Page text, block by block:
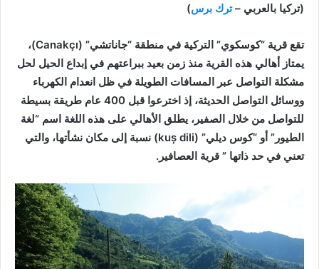
(تركيا بالعربي –ترك برس)
تقع قرية “كوسكوي” التركية في منطقة “جاناتشي” (Canakçı)،
يمتاز أهالي هذه القرية منذ زمن بعيد ببراعتهم في إبداع الحيل لحل
مشكلة التواصل عبر المسافات الطويلة في ظل انعدام الكهرباء
ووسائل التواصل الحديثة، إذ اخترعوا قبل 400 عام طريقة بسيطة
للتواصل من خلال الصفير، يطلق الأهالي على هذه اللغة اسم “لغة
الطيور” أو “كوس ديلي” (kuș dili) نسبة إلى مكان نشأتها، والتي
تعني في حد ذاتها ” قرية العصافير.